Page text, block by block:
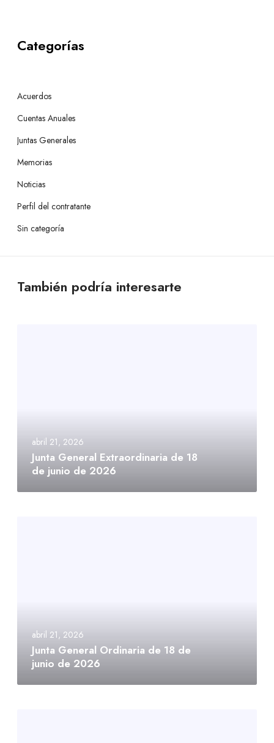
Categorías
Acuerdos
Cuentas Anuales
Juntas Generales
Memorias
Noticias
Perfil del contratante
Sin categoría
También podría interesarte
abril 21, 2026
Junta General Extraordinaria de 18
de junio de 2026
abril 21, 2026
Junta General Ordinaria de 18 de
junio de 2026